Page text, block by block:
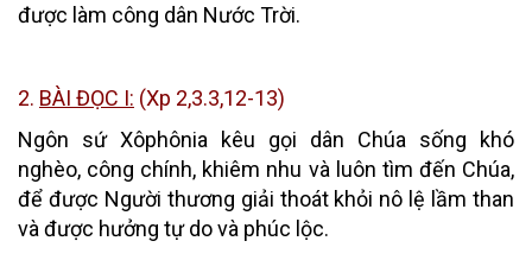
được làm công dân Nước Trời.
2. BÀI ĐỌC I: (Xp 2,3.3,12-13)
Ngôn sứ Xôphônia kêu gọi dân Chúa sống khó
nghèo, công chính, khiêm nhu và luôn tìm đến Chúa,
để được Người thương giải thoát khỏi nô lệ lầm than
và được hưởng tự do và phúc lộc.